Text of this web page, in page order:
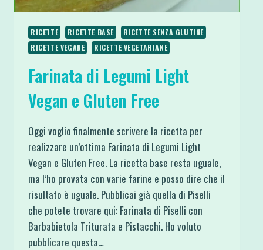
RICETTE RICETTE BASE
RICETTE SENZA GLUTINE
RICETTE VEGANE
RICETTE VEGETARIANE
Farinata di Legumi Light
Vegan e Gluten Free
Oggi voglio finalmente scrivere la ricetta per
realizzare un’ottima Farinata di Legumi Light
Vegan e Gluten Free. La ricetta base resta uguale,
ma l’ho provata con varie farine e posso dire che il
risultato è uguale. Pubblicai già quella di Piselli
che potete trovare qui: Farinata di Piselli con
Barbabietola Triturata e Pistacchi. Ho voluto
pubblicare questa…